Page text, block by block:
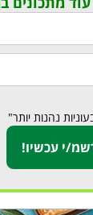
נהנות יותר"